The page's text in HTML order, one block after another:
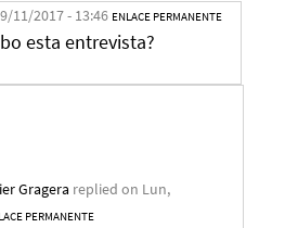
11/2017 - 13:46 ENLACE PERMANENTE
esta entrevista?
Gragera replied on Lun,
PERMANENTE